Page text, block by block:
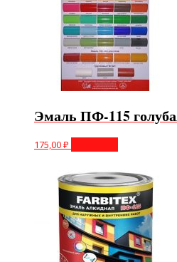
Эмаль ПФ-115
175,00₽